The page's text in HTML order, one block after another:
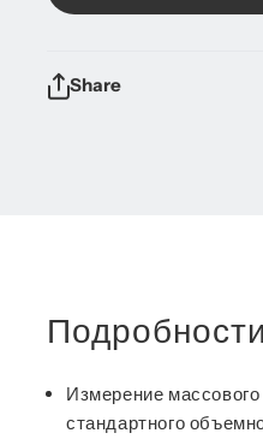
Share
Подробности
Измерение
стандартного